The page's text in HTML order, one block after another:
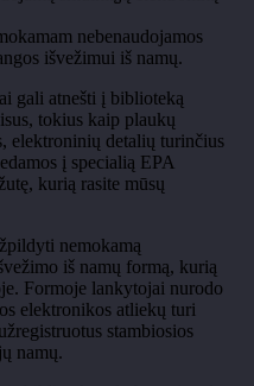
nebenaudojamos
išvežimui iš namų.
gali atnešti į biblioteką
tokius kaip plaukų
elektroninių detalių turinčius
į specialią EPA
kurią rasite mūsų
nemokamą
iš namų formą, kurią
Formoje lankytojai nurodo
elektronikos atliekų turi
stambiosios
namų.